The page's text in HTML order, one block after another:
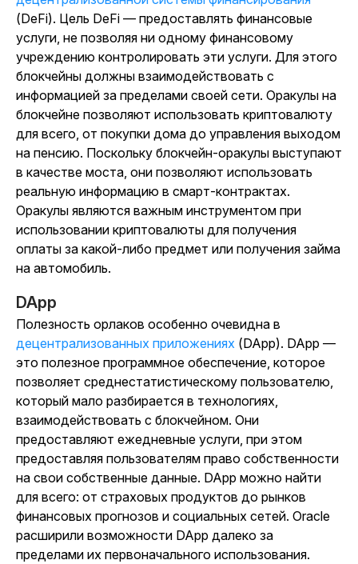
(DeFi). Цель DeFi — предоставлять финансовые
услуги, не позволяя ни одному финансовому
учреждению контролировать эти услуги. Для этого
блокчейны должны взаимодействовать с
информацией за пределами своей сети. Оракулы на
блокчейне позволяют использовать криптовалюту
для всего, от покупки дома до управления выходом
на пенсию. Поскольку блокчейн-оракулы выступают
в качестве моста, они позволяют использовать
реальную информацию в смарт-контрактах.
Оракулы являются важным инструментом при
использовании криптовалюты для получения
оплаты за какой-либо предмет или получения займа
на автомобиль.
DApp
Полезность орлаков особенно очевидна в
децентрализованных приложениях (DApp). DApp —
это полезное программное обеспечение, которое
позволяет среднестатистическому пользователю,
который мало разбирается в технологиях,
взаимодействовать с блокчейном. Они
предоставляют ежедневные услуги, при этом
предоставляя пользователям право собственности
на свои собственные данные. DApp можно найти
для всего: от страховых продуктов до рынков
финансовых прогнозов и социальных сетей. Oracle
расширили возможности DApp далеко за
пределами их первоначального использования.